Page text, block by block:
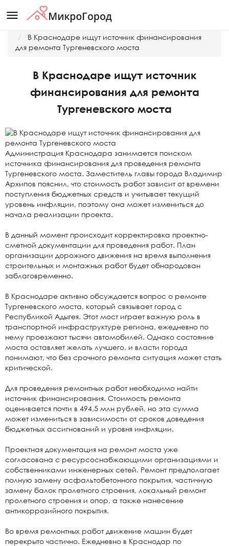
menu
В Краснодаре ищут источник финансирования
для ремонта Тургеневского моста
В Краснодаре ищут источник
финансирования для ремонта
Тургеневского моста
Администрация Краснодара занимается поиском
источника финансирования для проведения ремонта
Тургеневского моста. Заместитель главы города Владимир
Архипов пояснил, что стоимость работ зависит от времени
поступления бюджетных средств и учитывает текущий
уровень инфляции, поэтому она может измениться до
начала реализации проекта.
В данный момент происходит корректировка проектно-
сметной документации для проведения работ. План
организации дорожного движения на время выполнения
строительных и монтажных работ будет обнародован
заблаговременно.
В Краснодаре активно обсуждается вопрос о ремонте
Тургеневского моста, который связывает город с
Республикой Адыгея. Этот мост играет важную роль в
транспортной инфраструктуре региона, ежедневно по
нему проезжают тысячи автомобилей. Однако состояние
моста оставляет желать лучшего, и власти города
понимают, что без срочного ремонта ситуация может стать
критической.
Для проведения ремонтных работ необходимо найти
источник финансирования. Стоимость ремонта
оценивается почти в 494,5 млн рублей, но эта сумма
может измениться в зависимости от сроков доведения
бюджетных ассигнований и уровня инфляции.
Проектная документация на ремонт моста уже
согласована с ресурсоснабжающими организациями и
собственниками инженерных сетей. Ремонт предполагает
полную замену асфальтобетонного покрытия, частичную
замену балок пролетного строения, локальный ремонт
пролетного строения и опор, а также нанесение
антикоррозийного покрытия.
Во время ремонтных работ движение машин будет
перекрыто частично. Ежедневно в Краснодар по